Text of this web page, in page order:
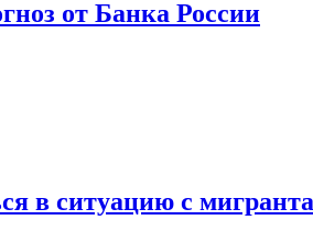
от Банка России
в ситуацию с